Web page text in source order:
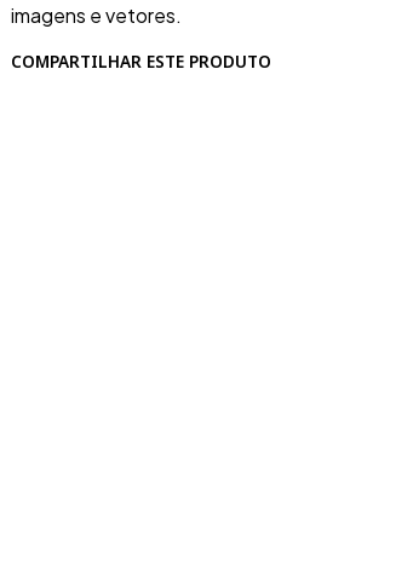
imagens e vetores.
COMPARTILHAR ESTE PRODUTO